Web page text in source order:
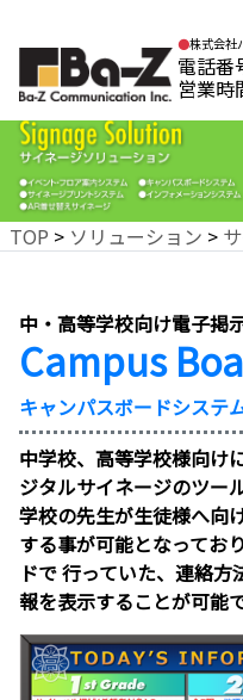
●株式会社
電話
営業時
TOP > ソリューション >
中・高等学校向け電子掲
Campus
キャンパスボードシステ
中学校、高等学校様向け
ジタルサイネージのツー
学校の先生が生徒様へ向
する事が可能となってお
ドで 行っていた、連絡
報を表示することが可能で